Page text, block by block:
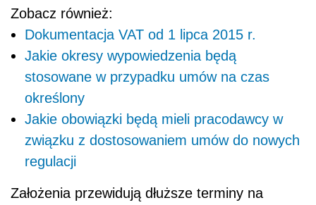
Zobacz również:
Dokumentacja VAT od 1 lipca 2015 r.
Jakie okresy wypowiedzenia będą
stosowane w przypadku umów na czas
określony
Jakie obowiązki będą mieli pracodawcy w
związku z dostosowaniem umów do nowych
regulacji
Założenia przewidują dłuższe terminy na